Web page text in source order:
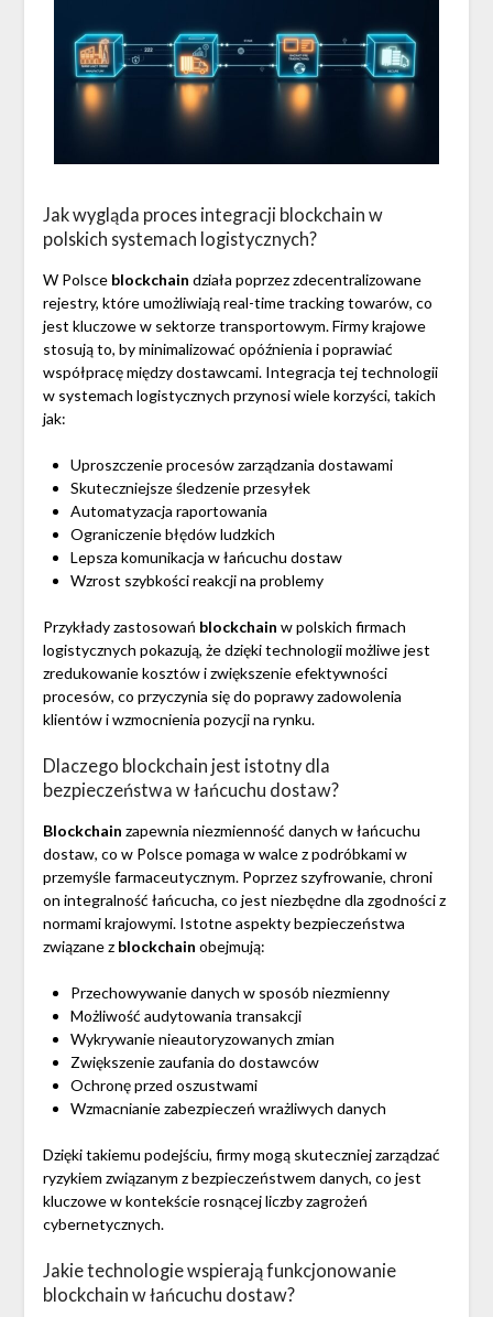
Jak wygląda proces integracji blockchain w
polskich systemach logistycznych?
W Polsce blockchain działa poprzez zdecentralizowane
rejestry, które umożliwiają real-time tracking towarów, co
jest kluczowe w sektorze transportowym. Firmy krajowe
stosują to, by minimalizować opóźnienia i poprawiać
współpracę między dostawcami. Integracja tej technologii
w systemach logistycznych przynosi wiele korzyści, takich
jak:
Uproszczenie procesów zarządzania dostawami
Skuteczniejsze śledzenie przesyłek
Automatyzacja raportowania
Ograniczenie błędów ludzkich
Lepsza komunikacja w łańcuchu dostaw
Wzrost szybkości reakcji na problemy
Przykłady zastosowań blockchain w polskich firmach
logistycznych pokazują, że dzięki technologii możliwe jest
zredukowanie kosztów i zwiększenie efektywności
procesów, co przyczynia się do poprawy zadowolenia
klientów i wzmocnienia pozycji na rynku.
Dlaczego blockchain jest istotny dla
bezpieczeństwa w łańcuchu dostaw?
Blockchain zapewnia niezmienność danych w łańcuchu
dostaw, co w Polsce pomaga w walce z podróbkami w
przemyśle farmaceutycznym. Poprzez szyfrowanie, chroni
on integralność łańcucha, co jest niezbędne dla zgodności z
normami krajowymi. Istotne aspekty bezpieczeństwa
związane z blockchain obejmują:
Przechowywanie danych w sposób niezmienny
Możliwość audytowania transakcji
Wykrywanie nieautoryzowanych zmian
Zwiększenie zaufania do dostawców
Ochronę przed oszustwami
Wzmacnianie zabezpieczeń wrażliwych danych
Dzięki takiemu podejściu, firmy mogą skuteczniej zarządzać
ryzykiem związanym z bezpieczeństwem danych, co jest
kluczowe w kontekście rosnącej liczby zagrożeń
cybernetycznych.
Jakie technologie wspierają funkcjonowanie
blockchain w łańcuchu dostaw?